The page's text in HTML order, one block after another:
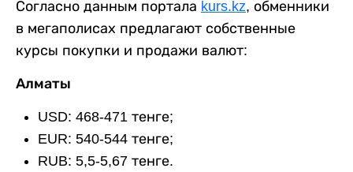
Согласно данным портала kurs.kz, обменники
в мегаполисах предлагают собственные
курсы покупки и продажи валют:
Алматы
USD: 468-471 тенге;
EUR: 540-544 тенге;
RUB: 5,5-5,67 тенге.